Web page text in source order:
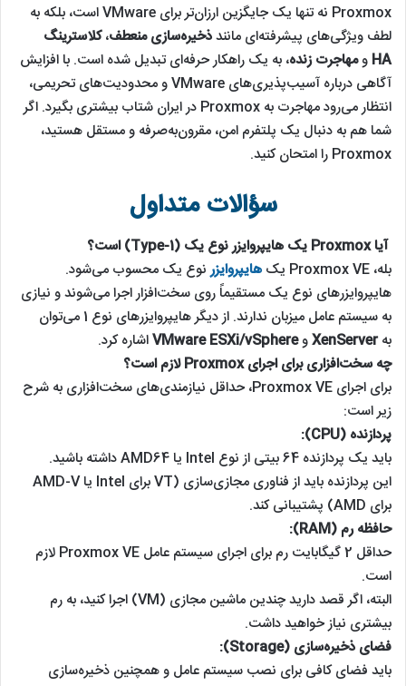
Proxmox نه تنها یک جایگزین ارزان‌تر برای VMware است، بلکه به
لطف ویژگی‌های پیشرفته‌ای مانندذخیره‌سازی منعطف،کلاسترینگ
HA ومهاجرت زنده، به یک راهکار حرفه‌ای تبدیل شده است. با افزایش
آگاهی درباره آسیب‌پذیری‌های VMware و محدودیت‌های تحریمی،
انتظار می‌رود مهاجرت به Proxmox در ایران شتاب بیشتری بگیرد. اگر
شما هم به دنبال یک پلتفرم امن، مقرون‌به‌صرفه و مستقل هستید،
Proxmox را امتحان کنید.
سؤالات متداول
آیا Proxmox یک هایپروایزر نوع
یک (Type-1) است؟
بله، Proxmox VE یک
هایپروایزرنوع یک محسوب می‌شود.
هایپروایزرهای نوع یک مستقیماً روی سخت‌افزار اجرا می‌شوند و نیازی
به سیستم عامل میزبان ندارند. از دیگر هایپروایزرهای نوع 1 می‌توان
بهXenServerوVMware ESXi/vSphereاشاره کرد.
چه سخت‌افزاری برای اجرای Proxmox لازم است؟
برای اجرای Proxmox VE، حداقل نیازمندی‌های سخت‌افزاری به شرح
زیر است:
پردازنده (CPU):
باید یک پردازنده 64 بیتی از نوع Intel یا AMD64 داشته باشید.
این پردازنده باید از فناوری مجازی‌سازی (VT برای Intel یا AMD-V
برای AMD) پشتیبانی کند.
حافظه رم (RAM):
حداقل 2 گیگابایت رم برای اجرای سیستم عامل Proxmox VE لازم
است.
البته، اگر قصد دارید چندین ماشین مجازی (VM) اجرا کنید، به رم
بیشتری نیاز خواهید داشت.
فضای ذخیره‌سازی (Storage):
باید فضای کافی برای نصب سیستم عامل و همچنین ذخیره‌سازی